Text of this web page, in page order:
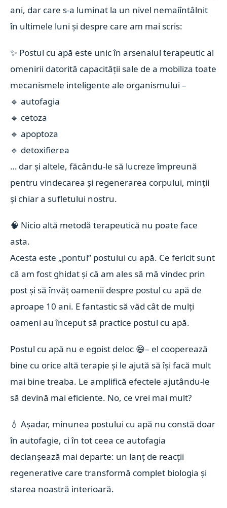
ani, dar care s-a luminat la un nivel nemaiîntâlnit
în ultimele luni și despre care am mai scris:
✨ Postul cu apă este unic în arsenalul terapeutic al
omenirii datorită capacității sale de a mobiliza toate
mecanismele inteligente ale organismului –
🔹 autofagia
🔹 cetoza
🔹 apoptoza
🔹 detoxifierea
… dar și altele, făcându-le să lucreze împreună
pentru vindecarea și regenerarea corpului, minții
și chiar a sufletului nostru.
🧠 Nicio altă metodă terapeutică nu poate face
asta.
Acesta este „pontul” postului cu apă. Ce fericit sunt
că am fost ghidat și că am ales să mă vindec prin
post și să învăț oamenii despre postul cu apă de
aproape 10 ani. E fantastic să văd cât de mulți
oameni au început să practice postul cu apă.
Postul cu apă nu e egoist deloc 😄– el cooperează
bine cu orice altă terapie și le ajută să își facă mult
mai bine treaba. Le amplifică efectele ajutându-le
să devină mai eficiente. No, ce vrei mai mult?
💧 Așadar, minunea postului cu apă nu constă doar
în autofagie, ci în tot ceea ce autofagia
declanșează mai departe: un lanț de reacții
regenerative care transformă complet biologia și
starea noastră interioară.